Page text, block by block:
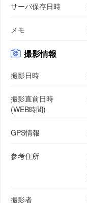
サーバ保存日時
メモ
撮影情報
撮影日時
撮影直前日時
(WEB時間)
GPS情報
参考住所
撮影者